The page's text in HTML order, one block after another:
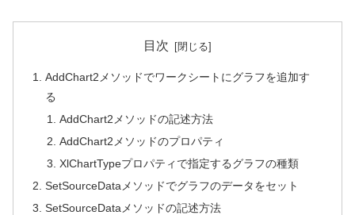
目次
AddChart2メソッドでワークシートにグラフを追加す
る
AddChart2メソッドの記述方法
AddChart2メソッドのプロパティ
XlChartTypeプロパティで指定するグラフの種類
SetSourceDataメソッドでグラフのデータをセット
SetSourceDataメソッドの記述方法